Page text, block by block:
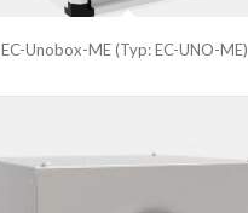
EC-Unobox-ME (Typ: EC-UNO-ME)